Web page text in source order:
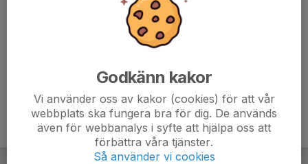
Godkänn kakor
Vi använder oss av kakor (cookies) för att vår
webbplats ska fungera bra för dig. De används
även för webbanalys i syfte att hjälpa oss att
förbättra våra tjänster.
Så använder vi cookies